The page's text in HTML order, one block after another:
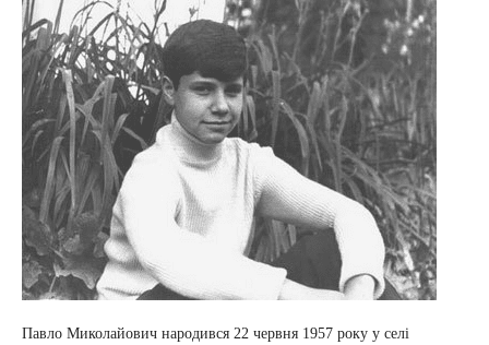
Павло Миколайович народився 22 червня 1957 року у селі